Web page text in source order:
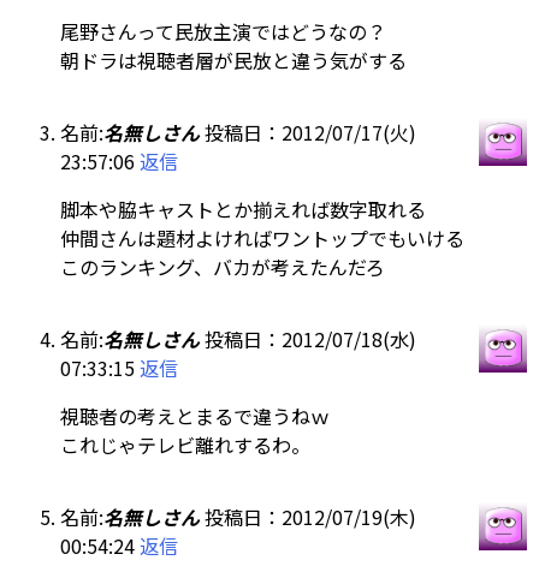
尾野さんって民放主演ではどうなの？
朝ドラは視聴者層が民放と違う気がする
名前:名無しさん投稿日：2012/07/17(火)
23:57:06返信
脚本や脇キャストとか揃えれば数字取れる
仲間さんは題材よければワントップでもいける
このランキング、バカが考えたんだろ
名前:名無しさん投稿日：2012/07/18(水)
07:33:15返信
視聴者の考えとまるで違うねｗ
これじゃテレビ離れするわ。
名前:名無しさん投稿日：2012/07/19(木)
00:54:24返信